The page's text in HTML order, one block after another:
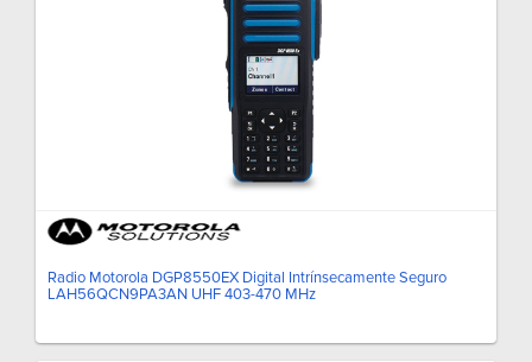
Radio Motorola DGP8550EX Digital Intrínsecamente Seguro
LAH56QCN9PA3AN UHF 403-470 MHz